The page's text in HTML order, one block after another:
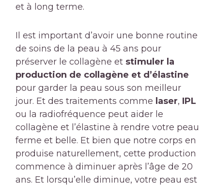
et à long terme.
Il est important d’avoir une bonne routine
de soins de la peau à 45 ans pour
préserver le collagène et stimuler la
production de collagène et d’élastine
pour garder la peau sous son meilleur
jour. Et des traitements comme laser, IPL
ou la radiofréquence peut aider le
collagène et l’élastine à rendre votre peau
ferme et belle. Et bien que notre corps en
produise naturellement, cette production
commence à diminuer après l’âge de 20
ans. Et lorsqu’elle diminue, votre peau est